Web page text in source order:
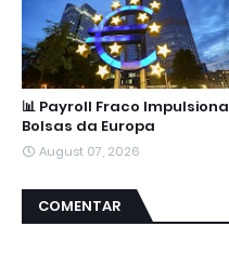
📊 Payroll Fraco Impulsiona
Bolsas da Europa
August 07, 2026
COMENTAR